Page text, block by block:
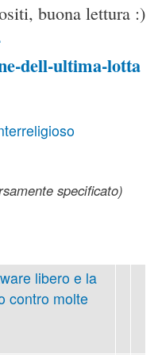
buona lettura :)
dell-ultima-lotta
specificato)
libero e la
contro molte